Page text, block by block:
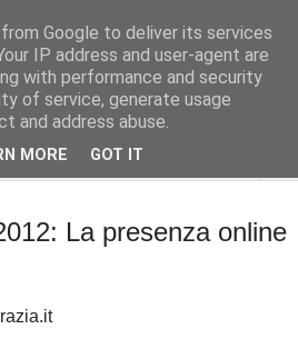
Sociospunti
Sociospunti
La presenza online
Google to deliver its services
IP address and user-agent are
with performance and security
of service, generate usage
and address abuse.
MORE GOT IT